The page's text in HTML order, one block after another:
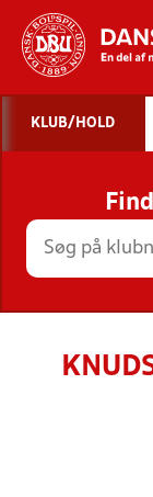
KLUB/HOLD